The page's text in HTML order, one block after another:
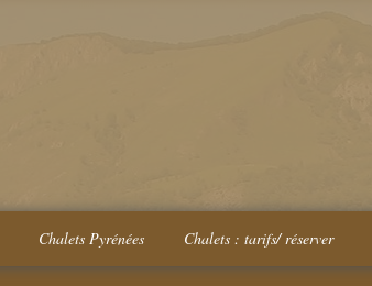
Chalets Pyrénées Chalets : tarifs/ réserver